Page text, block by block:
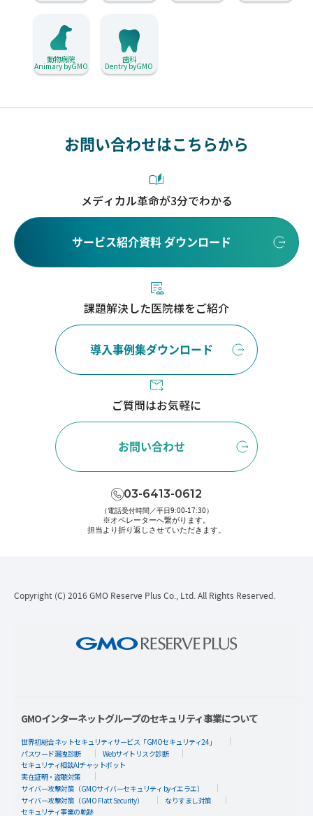
動物病院
Animary byGMO
歯科
Dentry byGMO
お問い合わせはこちらから
メディカル革命が3分でわかる
サービス紹介資料 ダウンロード
課題解決した医院様をご紹介
導入事例集ダウンロード
ご質問はお気軽に
お問い合わせ
03-6413-0612
（電話受付時間／平日9:00-17:30）
※オペレーターへ繋がります。
担当より折り返しさせていただきます。
Copyright (C) 2016 GMO Reserve Plus Co., Ltd. All Rights Reserved.
GMOインターネットグループのセキュリティ事業について
世界初総合ネットセキュリティサービス「GMOセキュリティ24」
パスワード漏洩診断
Webサイトリスク診断
セキュリティ相談AIチャットボット
実在証明・盗聴対策
サイバー攻撃対策（GMOサイバーセキュリティ byイエラエ）
サイバー攻撃対策（GMO Flatt Security）
なりすまし対策
セキュリティ事業の軌跡